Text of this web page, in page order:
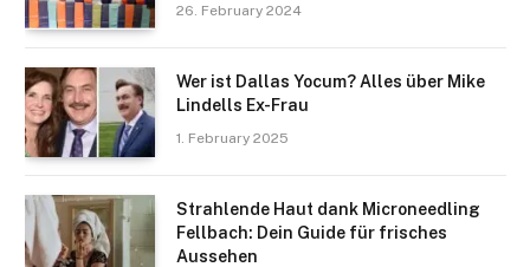
26. February 2024
Wer ist Dallas Yocum? Alles über Mike
Lindells Ex-Frau
1. February 2025
Strahlende Haut dank Microneedling
Fellbach: Dein Guide für frisches
Aussehen